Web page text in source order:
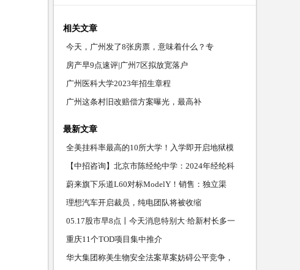
相关文章
今天，广州发了8张房票，意味着什么？专
房产早9点速评|广州7区拟放宽落户
广州医科大学2023年招生章程
广州这条村旧改赔偿方案曝光，最高补
最新文章
全美挂科率最高的10所大学！入学即开启地狱模
式，这届留学
【中招咨询】北京市陈经纶中学：2024年经纶科
技人才班录
蔚来旗下乐道L60对标ModelY！销售：独立渠
道，权益有差距丨
理想汽车开启裁员，纯电团队将被收缩
05.17股市早8点丨今天消息特别大·给新村长多一
点点时
重庆11个TOD项目集中推介
华大集团称美生物安全法案草案妨碍公平竞争，